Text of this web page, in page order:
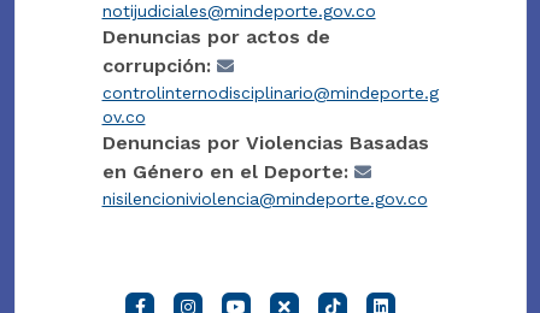
notijudiciales@mindeporte.gov.co
Denuncias por actos de
corrupción:
controlinternodisciplinario@mindeporte.g
ov.co
Denuncias por Violencias Basadas
en Género en el Deporte:
nisilencioniviolencia@mindeporte.gov.co